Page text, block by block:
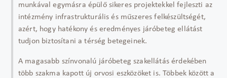
munkával egymásra épülő sikeres projektekkel fejleszti az
intézmény infrastrukturális és műszeres felkészültségét,
azért, hogy hatékony és eredményes járóbeteg ellátást
tudjon biztosítani a térség betegeinek.
A magasabb színvonalú járóbeteg szakellátás érdekében
több szakma kapott új orvosi eszközöket is. Többek között a